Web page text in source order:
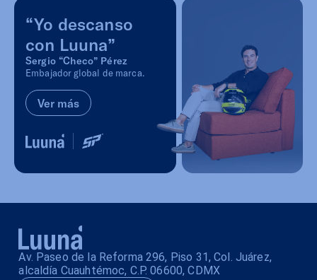
“Yo descanso
con Luuna”
Sergio “Checo” Pérez
Embajador global de marca.
Ver más
Av. Paseo de la Reforma 296, Piso 31, Col. Juárez,
alcaldía Cuauhtémoc, C.P. 06600, CDMX